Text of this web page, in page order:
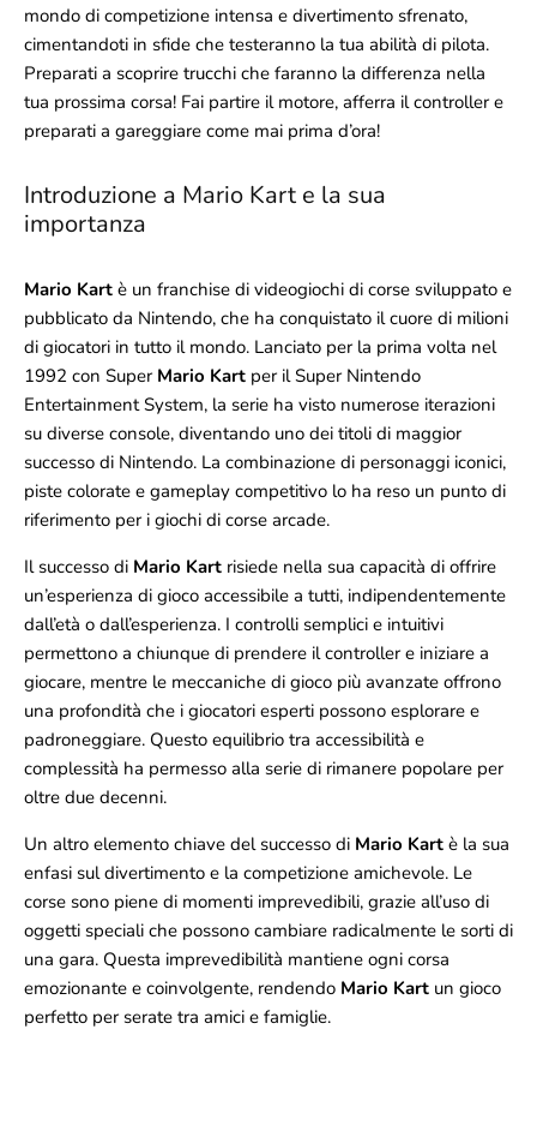
mondo di competizione intensa e divertimento sfrenato,
cimentandoti in sfide che testeranno la tua abilità di pilota.
Preparati a scoprire trucchi che faranno la differenza nella
tua prossima corsa! Fai partire il motore, afferra il controller e
preparati a gareggiare come mai prima d’ora!
Introduzione a Mario Kart e la sua
importanza
Mario Kart è un franchise di videogiochi di corse sviluppato e
pubblicato da Nintendo, che ha conquistato il cuore di milioni
di giocatori in tutto il mondo. Lanciato per la prima volta nel
1992 con Super Mario Kart per il Super Nintendo
Entertainment System, la serie ha visto numerose iterazioni
su diverse console, diventando uno dei titoli di maggior
successo di Nintendo. La combinazione di personaggi iconici,
piste colorate e gameplay competitivo lo ha reso un punto di
riferimento per i giochi di corse arcade.
Il successo di Mario Kart risiede nella sua capacità di offrire
un’esperienza di gioco accessibile a tutti, indipendentemente
dall’età o dall’esperienza. I controlli semplici e intuitivi
permettono a chiunque di prendere il controller e iniziare a
giocare, mentre le meccaniche di gioco più avanzate offrono
una profondità che i giocatori esperti possono esplorare e
padroneggiare. Questo equilibrio tra accessibilità e
complessità ha permesso alla serie di rimanere popolare per
oltre due decenni.
Un altro elemento chiave del successo di Mario Kart è la sua
enfasi sul divertimento e la competizione amichevole. Le
corse sono piene di momenti imprevedibili, grazie all’uso di
oggetti speciali che possono cambiare radicalmente le sorti di
una gara. Questa imprevedibilità mantiene ogni corsa
emozionante e coinvolgente, rendendo Mario Kart un gioco
perfetto per serate tra amici e famiglie.